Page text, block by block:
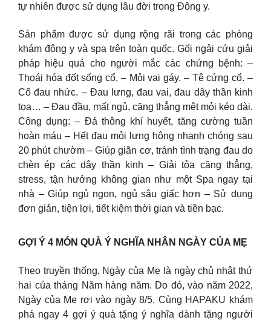
tự nhiên được sử dụng lâu đời trong Đông y.
Sản phẩm được sử dụng rộng rãi trong các phòng
khám đông y và spa trên toàn quốc. Gối ngải cứu giải
pháp hiệu quả cho người mắc các chứng bệnh: –
Thoái hóa đốt sống cổ. – Mỏi vai gáy. – Tê cứng cổ. –
Cổ đau nhức. – Đau lưng, đau vai, đau dây thần kinh
tọa… – Đau đầu, mất ngủ, căng thẳng mệt mỏi kéo dài.
Công dụng: – Đả thông khí huyết, tăng cường tuần
hoàn máu – Hết đau mỏi lưng hông nhanh chóng sau
20 phút chườm – Giúp giãn cơ, tránh tình trạng đau do
chèn ép các dây thần kinh – Giải tỏa căng thẳng,
stress, tận hưởng không gian như một Spa ngay tại
nhà – Giúp ngủ ngon, ngủ sâu giấc hơn – Sử dụng
đơn giản, tiện lợi, tiết kiệm thời gian và tiền bạc.
GỢI Ý 4 MÓN QUÀ Ý NGHĨA NHÂN NGÀY CỦA MẸ
Theo truyền thống, Ngày của Mẹ là ngày chủ nhật thứ
hai của tháng Năm hàng năm. Do đó, vào năm 2022,
Ngày của Mẹ rơi vào ngày 8/5. Cùng HAPAKU khám
phá ngay 4 gợi ý quà tặng ý nghĩa dành tặng người